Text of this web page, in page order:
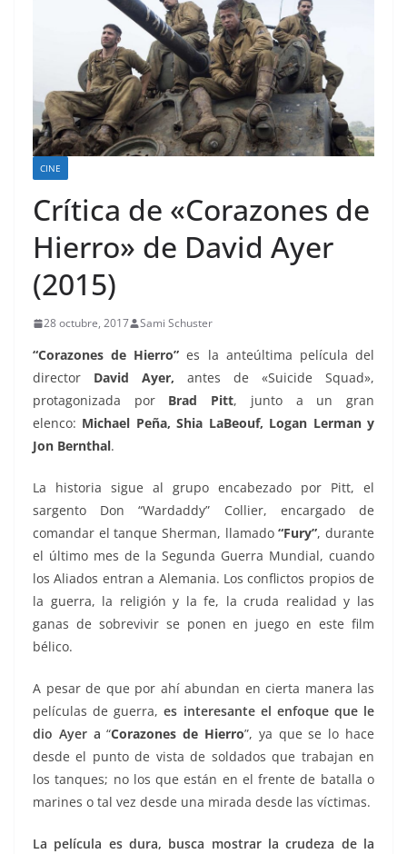
CINE
Crítica de «Corazones de
Hierro» de David Ayer
(2015)
28 octubre, 2017 Sami Schuster
“Corazones de Hierro” es la anteúltima película del
director David Ayer, antes de «Suicide Squad»,
protagonizada por Brad Pitt, junto a un gran
elenco: Michael Peña, Shia LaBeouf, Logan Lerman y
Jon Bernthal.
La historia sigue al grupo encabezado por Pitt, el
sargento Don “Wardaddy” Collier, encargado de
comandar el tanque Sherman, llamado“Fury”, durante
el último mes de la Segunda Guerra Mundial, cuando
los Aliados entran a Alemania. Los conflictos propios de
la guerra, la religión y la fe, la cruda realidad y las
ganas de sobrevivir se ponen en juego en este film
bélico.
A pesar de que por ahí abundan en cierta manera las
películas de guerra,es interesante el enfoque que le
dio Ayer a “Corazones de Hierro”, ya que se lo hace
desde el punto de vista de soldados que trabajan en
los tanques; no los que están en el frente de batalla o
marines o tal vez desde una mirada desde las víctimas.
La película es dura, busca mostrar la crudeza de la